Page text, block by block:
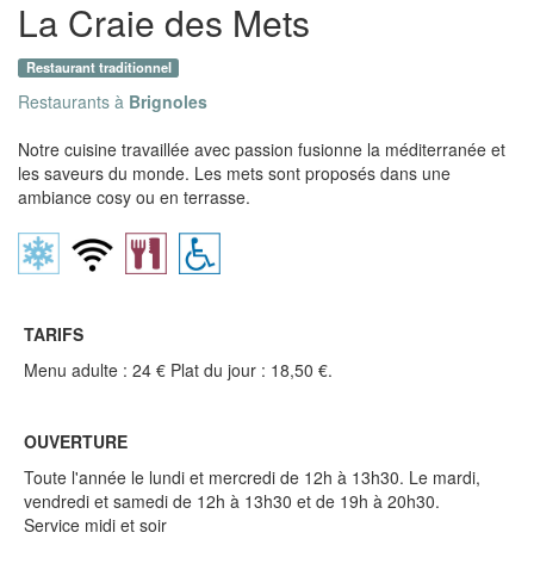
La Craie des Mets
Restaurant traditionnel
Restaurants à Brignoles
Notre cuisine travaillée avec passion fusionne la méditerranée et
les saveurs du monde. Les mets sont proposés dans une
ambiance cosy ou en terrasse.
TARIFS
Menu adulte : 24 € Plat du jour : 18,50 €.
OUVERTURE
Toute l'année le lundi et mercredi de 12h à 13h30. Le mardi,
vendredi et samedi de 12h à 13h30 et de 19h à 20h30.
Service midi et soir